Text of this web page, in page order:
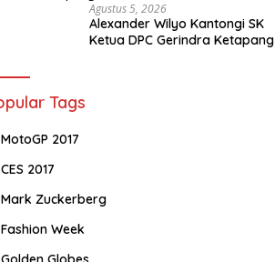
Agustus 5, 2026
Alexander Wilyo Kantongi SK
Ketua DPC Gerindra Ketapang
Tags
MotoGP 2017
CES 2017
Mark Zuckerberg
Fashion Week